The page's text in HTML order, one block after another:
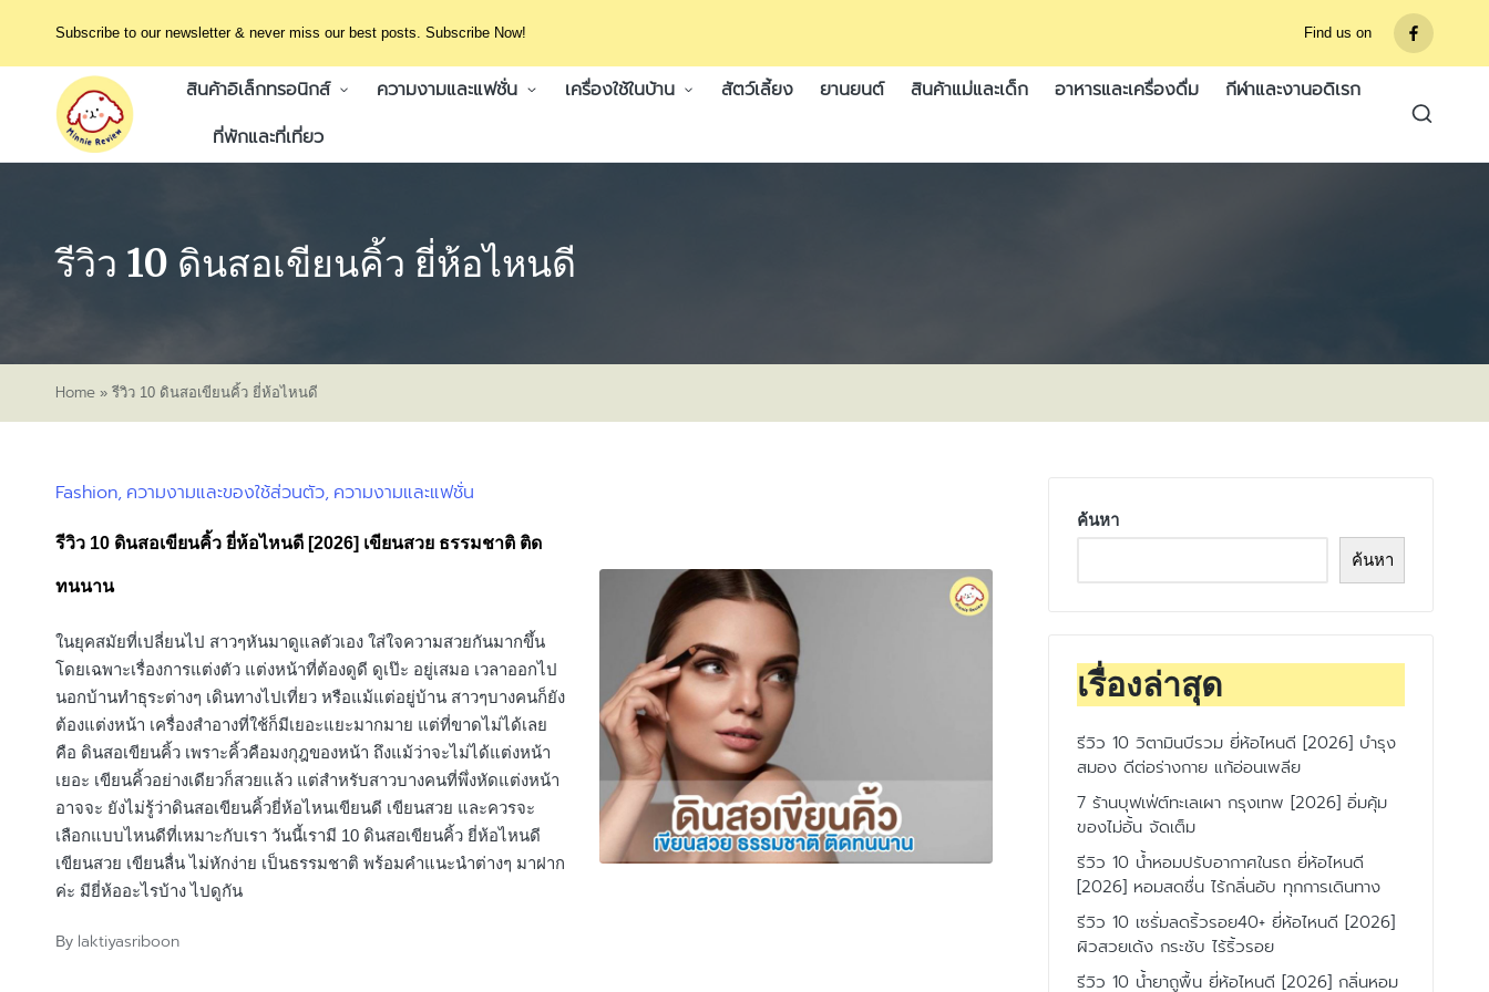
Subscribe to our newsletter & never miss our best posts. Subscribe Now! Find us on
รายการ
เมนู
สินค้าอิเล็กทรอนิกส์ ความงามและแฟชั่น เครื่องใช้ในบ้าน สัตว์เลี้ยง ยานยนต์ สินค้าแม่และเด็ก อาหารและเครื่องดื่ม
กีฬาและงานอดิเรก
ที่พักและที่เที่ยว
รีวิว 10 ดินสอเขียนคิ้ว ยี่ห้อไหนดี
Home » รีวิว 10 ดินสอเขียนคิ้ว ยี่ห้อไหนดี
Posted
Fashion ความงามและของใช้ส่วนตัว ความงามและแฟชั่น
รีวิว 10 ดินสอเขียนคิ้ว ยี่ห้อไหนดี [2026] เขียนสวย ธรรมชาติ ติด
ทนนาน
ในยุคสมัยที่เปลี่ยนไป สาวๆหันมาดูแลตัวเอง ใส่ใจความสวยกันมากขึ้น
โดยเฉพาะเรื่องการแต่งตัว แต่งหน้าที่ต้องดูดี ดูเป๊ะ อยู่เสมอ เวลาออกไป
นอกบ้านทำธุระต่างๆ เดินทางไปเที่ยว หรือแม้แต่อยู่บ้าน สาวๆบางคนก็ยัง
ต้องแต่งหน้า เครื่องสำอางที่ใช้ก็มีเยอะแยะมากมาย แต่ที่ขาดไม่ได้เลย
คือ ดินสอเขียนคิ้ว เพราะคิ้วคือมงกุฎของหน้า ถึงแม้ว่าจะไม่ได้แต่งหน้า
เยอะ เขียนคิ้วอย่างเดียวก็สวยแล้ว แต่สำหรับสาวบางคนที่พึ่งหัดแต่งหน้า
อาจจะ ยังไม่รู้ว่าดินสอเขียนคิ้วยี่ห้อไหนเขียนดี เขียนสวย และควรจะ
เลือกแบบไหนดีที่เหมาะกับเรา วันนี้เรามี 10 ดินสอเขียนคิ้ว ยี่ห้อไหนดี
เขียนสวย เขียนลื่น ไม่หักง่าย เป็นธรรมชาติ พร้อมคำแนะนำต่างๆ มาฝาก
ค่ะ มียี่ห้ออะไรบ้าง ไปดูกัน
Posted
By laktiyasriboon
ค้นหา
ค้นหา
เรื่องล่าสุด
รีวิว 10 วิตามินบีรวม ยี่ห้อไหนดี [2026] บำรุง
สมอง ดีต่อร่างกาย แก้อ่อนเพลีย
7 ร้านบุฟเฟ่ต์ทะเลเผา กรุงเทพ [2026] อิ่มคุ้ม
ของไม่อั้น จัดเต็ม
รีวิว 10 น้ำหอมปรับอากาศในรถ ยี่ห้อไหนดี
[2026] หอมสดชื่น ไร้กลิ่นอับ ทุกการเดินทาง
รีวิว 10 เซรั่มลดริ้วรอย40+ ยี่ห้อไหนดี [2026]
ผิวสวยเด้ง กระชับ ไร้ริ้วรอย
รีวิว 10 น้ำยาถูพื้น ยี่ห้อไหนดี [2026] กลิ่นหอม